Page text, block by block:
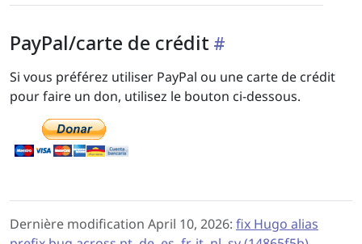
PayPal/carte de crédit
Si vous préférez utiliser PayPal ou une carte de crédit
pour faire un don, utilisez le bouton ci-dessous.
Dernière modification April 10, 2026: fix Hugo alias